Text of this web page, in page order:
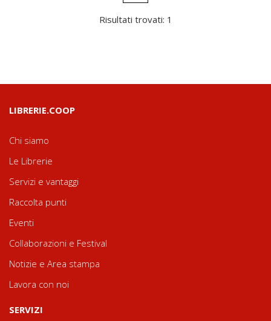
Risultati trovati: 1
LIBRERIE.COOP
Chi siamo
Le Librerie
Servizi e vantaggi
Raccolta punti
Eventi
Collaborazioni e Festival
Notizie e Area stampa
Lavora con noi
SERVIZI